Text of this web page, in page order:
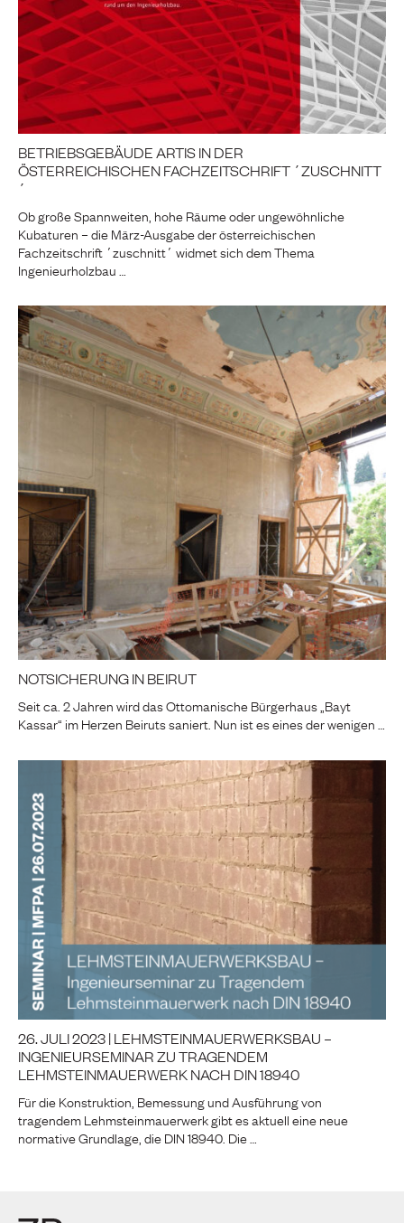
BETRIEBSGEBÄUDE ARTIS IN DER
ÖSTERREICHISCHEN FACHZEITSCHRIFT ´ZUSCHNITT
´
Ob große Spannweiten, hohe Räume oder ungewöhnliche
Kubaturen – die März-Ausgabe der österreichischen
Fachzeitschrift ´zuschnitt´ widmet sich dem Thema
Ingenieurholzbau …
NOTSICHERUNG IN BEIRUT
Seit ca. 2 Jahren wird das Ottomanische Bürgerhaus „Bayt
Kassar“ im Herzen Beiruts saniert. Nun ist es eines der wenigen …
26. JULI 2023 | LEHMSTEINMAUERWERKSBAU –
INGENIEURSEMINAR ZU TRAGENDEM
LEHMSTEINMAUERWERK NACH DIN 18940
Für die Konstruktion, Bemessung und Ausführung von
tragendem Lehmsteinmauerwerk gibt es aktuell eine neue
normative Grundlage, die DIN 18940. Die …